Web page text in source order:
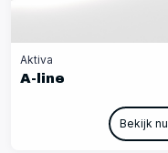
Aktiva
A-line
Bekijk nu